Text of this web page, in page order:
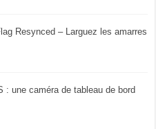
Resynced – Larguez les amarres
: une caméra de tableau de bord